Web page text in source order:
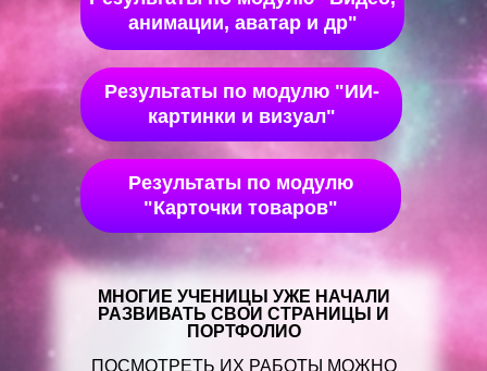
МНОГИЕ УЧЕНИЦЫ УЖЕ НАЧАЛИ
РАЗВИВАТЬ СВОИ СТРАНИЦЫ И
ПОРТФОЛИО
ПОСМОТРЕТЬ ИХ РАБОТЫ МОЖНО
Результаты по модулю
"Карточки товаров"
анимации, аватар и др"
Результаты по модулю "ИИ-
картинки и визуал"